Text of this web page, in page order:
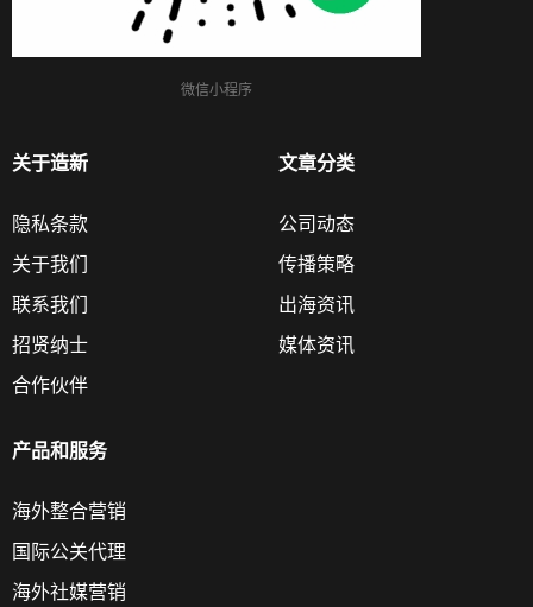
微信小程序
关于造新
隐私条款
关于我们
联系我们
招贤纳士
合作伙伴
文章分类
公司动态
传播策略
出海资讯
媒体资讯
产品和服务
海外整合营销
国际公关代理
海外社媒营销